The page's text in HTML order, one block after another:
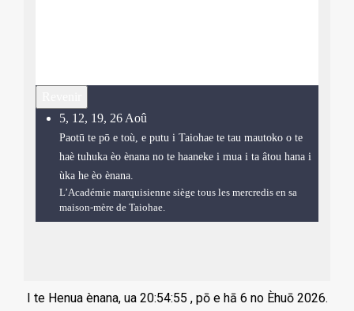
5, 12, 19, 26 Aoû
Paotū te pō e toù, e putu i Taiohae te tau mautoko o te
haè tuhuka èo ènana no te haaneke i mua i ta âtou hana i
ùka he èo ènana.
L’Académie marquisienne siège tous les mercredis en sa
maison-mère de Taiohae.
I te Henua ènana, ua 20:54:56 , pō e hā 6 no Èhuō 2026.